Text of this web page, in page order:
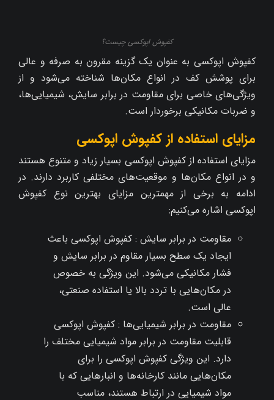
کفپوش اپوکسی چیست؟
کفپوش اپوکسی به عنوان یک گزینه مقرون به صرفه و عالی
برای پوشش کف در انواع مکان‌ها شناخته می‌شود و از
ویژگی‌های خاصی برای مقاومت در برابر سایش، شیمیایی‌ها،
و ضربات مکانیکی برخوردار است.
مزایای استفاده از کفپوش اپوکسی
مزایای استفاده از کفپوش اپوکسی بسیار زیاد و متنوع هستند
و در انواع مکان‌ها و موقعیت‌های مختلفی کاربرد دارند. در
ادامه به برخی از مهمترین مزایای بهترین نوع کفپوش
اپوکسی اشاره می‌کنیم:
مقاومت در برابر سایش : کفپوش اپوکسی باعث
ایجاد یک سطح بسیار مقاوم در برابر سایش و
فشار مکانیکی می‌شود. این ویژگی به خصوص
در مکان‌هایی با تردد بالا یا استفاده صنعتی،
عالی است.
مقاومت در برابر شیمیایی‌ها : کفپوش اپوکسی
قابلیت مقاومت در برابر مواد شیمیایی مختلف را
دارد. این ویژگی کفپوش اپوکسی را برای
مکان‌هایی مانند کارخانه‌ها و انبارهایی که با
مواد شیمیایی در ارتباط هستند، مناسب